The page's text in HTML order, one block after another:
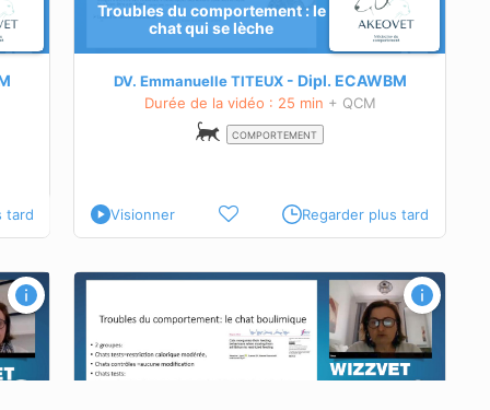
tard
Troubles du comportement : le
chat qui se lèche
DV. Emmanuelle TITEUX Dipl. ECAWBM
Durée de la vidéo : 25 min + QCM
COMPORTEMENT
le
sur le
Visionner Regarder plus tard